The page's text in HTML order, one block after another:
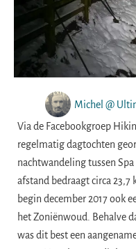
Michel @
Via de Facebookgroep
regelmatig dagtochten
nachtwandeling tussen
afstand bedraagt circa
begin december 2017 ook
het Zoniënwoud. Behalve
was dit best een